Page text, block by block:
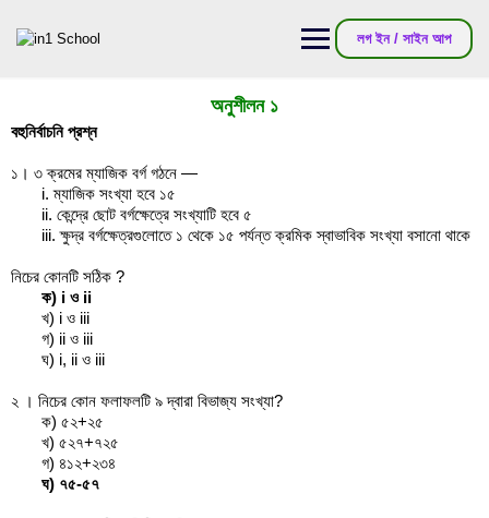
লগ ইন / সাইন আপ
অনুশীলন ১
বহুনির্বাচনি প্রশ্ন
১। ৩ ক্রমের ম্যাজিক বর্গ গঠনে —
i. ম্যাজিক সংখ্যা হবে ১৫
ii. কেন্দ্রে ছোট বর্গক্ষেত্রে সংখ্যাটি হবে ৫
iii. ক্ষুদ্র বর্গক্ষেত্রগুলোতে ১ থেকে ১৫ পর্যন্ত ক্রমিক স্বাভাবিক সংখ্যা বসানো থাকে
নিচের কোনটি সঠিক ?
ক) i ও ii
খ) i ও iii
গ) ii ও iii
ঘ) i, ii ও iii
২ । নিচের কোন ফলাফলটি ৯ দ্বারা বিভাজ্য সংখ্যা?
ক) ৫২+২৫
খ) ৫২৭+৭২৫
গ) ৪১২+২৩৪
ঘ) ৭৫-৫৭